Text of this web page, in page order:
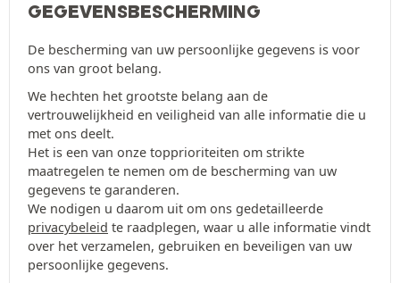
GEGEVENSBESCHERMING
De bescherming van uw persoonlijke gegevens is voor
ons van groot belang.
We hechten het grootste belang aan de
vertrouwelijkheid en veiligheid van alle informatie die u
met ons deelt.
Het is een van onze topprioriteiten om strikte
maatregelen te nemen om de bescherming van uw
gegevens te garanderen.
We nodigen u daarom uit om ons gedetailleerde
privacybeleid te raadplegen, waar u alle informatie vindt
over het verzamelen, gebruiken en beveiligen van uw
persoonlijke gegevens.